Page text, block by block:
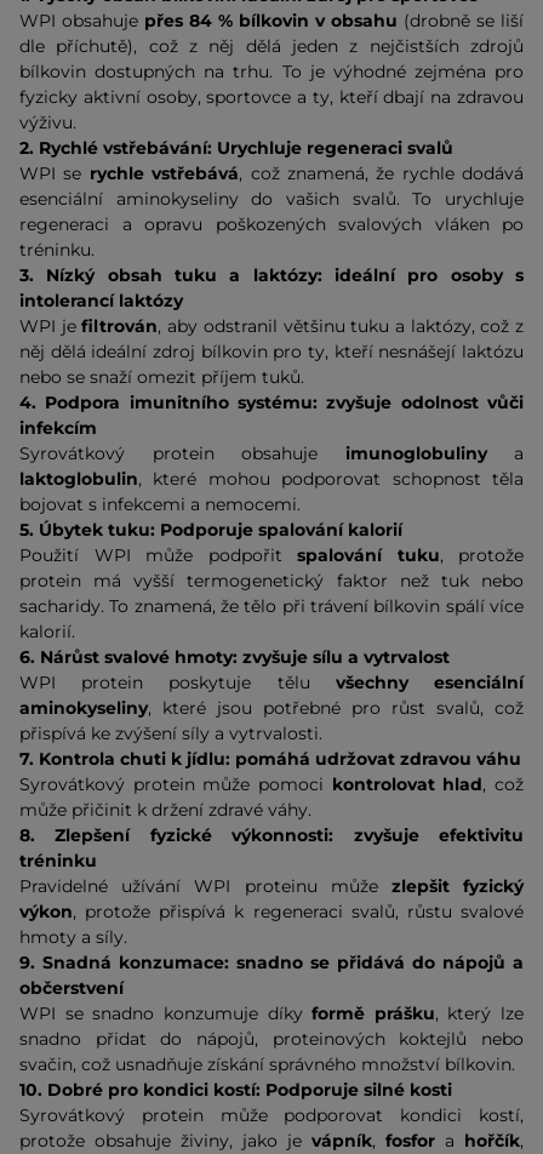
WPI obsahuje přes 84 % bílkovin v obsahu (drobně se liší
dle příchutě), což z něj dělá jeden z nejčistších zdrojů
bílkovin dostupných na trhu. To je výhodné zejména pro
fyzicky aktivní osoby, sportovce a ty, kteří dbají na zdravou
výživu.
2. Rychlé vstřebávání: Urychluje regeneraci svalů
WPI se rychle vstřebává, což znamená, že rychle dodává
esenciální aminokyseliny do vašich svalů. To urychluje
regeneraci a opravu poškozených svalových vláken po
tréninku.
3. Nízký obsah tuku a laktózy: ideální pro osoby s
intolerancí laktózy
WPI jefiltrován, aby odstranil většinu tuku a laktózy, což z
něj dělá ideální zdroj bílkovin pro ty, kteří nesnášejí laktózu
nebo se snaží omezit příjem tuků.
4. Podpora imunitního systému: zvyšuje odolnost vůči
infekcím
Syrovátkový protein obsahuje imunoglobuliny a
laktoglobulin, které mohou podporovat schopnost těla
bojovat s infekcemi a nemocemi.
5. Úbytek tuku: Podporuje spalování kalorií
Použití WPI může podpořit spalování tuku, protože
protein má vyšší termogenetický faktor než tuk nebo
sacharidy. To znamená, že tělo při trávení bílkovin spálí více
kalorií.
6. Nárůst svalové hmoty: zvyšuje sílu a vytrvalost
WPI protein poskytuje tělu všechny esenciální
aminokyseliny, které jsou potřebné pro růst svalů, což
přispívá ke zvýšení síly a vytrvalosti.
7. Kontrola chuti k jídlu: pomáhá udržovat zdravou váhu
Syrovátkový protein může pomoci kontrolovat hlad, což
může přičinit k držení zdravé váhy.
8. Zlepšení fyzické výkonnosti: zvyšuje efektivitu
tréninku
Pravidelné užívání WPI proteinu může zlepšit fyzický
výkon, protože přispívá k regeneraci svalů, růstu svalové
hmoty a síly.
9. Snadná konzumace: snadno se přidává do nápojů a
občerstvení
WPI se snadno konzumuje díkyformě prášku, který lze
snadno přidat do nápojů, proteinových koktejlů nebo
svačin, což usnadňuje získání správného množství bílkovin.
10. Dobré pro kondici kostí: Podporuje silné kosti
Syrovátkový protein může podporovat kondici kostí,
protože obsahuje živiny, jako je vápník, fosfor a hořčík,